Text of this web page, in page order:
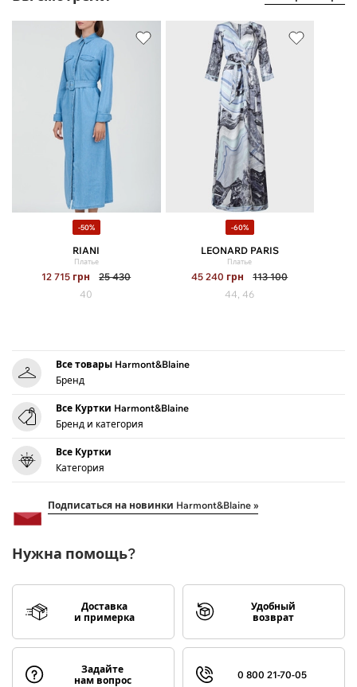
-50%
RIANI
Платье
12 715 грн
25 430
40
-60%
LEONARD PARIS
Платье
45 240 грн
113 100
44, 46
Все товары Harmont&Blaine
Бренд
Все Куртки Harmont&Blaine
Бренд и категория
Все Куртки
Категория
Подписаться на новинки Harmont&Blaine »
Нужна помощь?
Доставка
и примерка
Удобный
возврат
Задайте
нам вопрос
0 800 21-70-05